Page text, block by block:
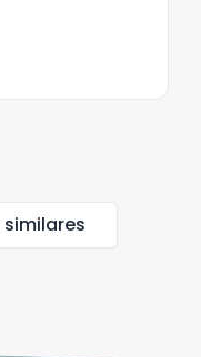
similares